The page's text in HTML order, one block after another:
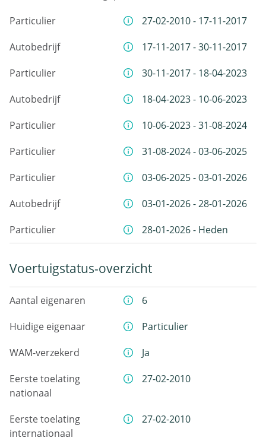
Particulier
27-02-2010 - 17-11-2017
Autobedrijf
17-11-2017 - 30-11-2017
Particulier
30-11-2017 - 18-04-2023
Autobedrijf
18-04-2023 - 10-06-2023
Particulier
10-06-2023 - 31-08-2024
Particulier
31-08-2024 - 03-06-2025
Particulier
03-06-2025 - 03-01-2026
Autobedrijf
03-01-2026 - 28-01-2026
Particulier
28-01-2026 - Heden
Voertuigstatus-overzicht
Aantal eigenaren
6
Huidige eigenaar
Particulier
WAM-verzekerd
Ja
Eerste toelating
nationaal
27-02-2010
Eerste toelating
internationaal
27-02-2010